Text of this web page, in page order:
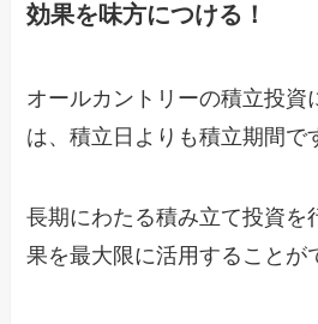
効果を味方につける！
オールカントリーの積立投資
は、積立日よりも積立期間で
長期にわたる積み立て投資を
果を最大限に活用することが